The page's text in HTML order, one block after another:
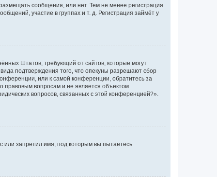
сообщения, или нет. Тем не менее регистрация
участие в группах и т. д. Регистрация займёт у
Штатов, требующий от сайтов, которые могут
подтверждения того, что опекуны разрешают сбор
или к самой конференции, обратитесь за
правовым вопросам и не является объектом
вопросов, связанных с этой конференцией?».
или запретил имя, под которым вы пытаетесь